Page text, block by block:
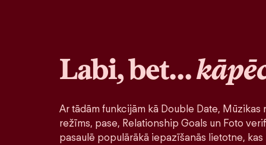
Labi, bet…
Ar tādām funkcijām kā Double Date, Mūzikas
režīms, pase, Relationship Goals un Foto
pasaulē populārākā iepazīšanās lietotne,